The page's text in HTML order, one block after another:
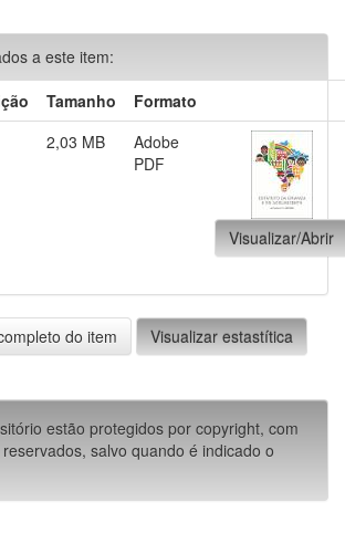
a este item:
Tamanho
Formato
2,03 MB
Adobe
PDF
Visualizar/Abrir
do item Visualizar estastítica
estão protegidos por copyright, com
salvo quando é indicado o